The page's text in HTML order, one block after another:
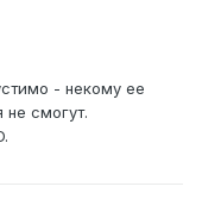
- некому ее
смогут.